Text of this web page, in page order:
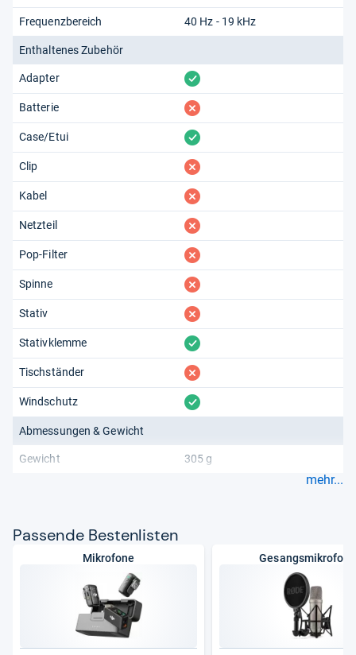
Frequenzbereich 40 Hz - 19 kHz
Enthaltenes Zubehör
Adapter vorhanden
Batterie fehlt
Case/Etui vorhanden
Clip fehlt
Kabel fehlt
Netzteil fehlt
Pop-Filter fehlt
Spinne fehlt
Stativ fehlt
Stativklemme vorhanden
Tischständer fehlt
Windschutz vorhanden
Abmessungen & Gewicht
Gewicht 305 g
mehr...
Pas­sende Bes­ten­lis­ten
Mikrofone Gesangsmikrofone